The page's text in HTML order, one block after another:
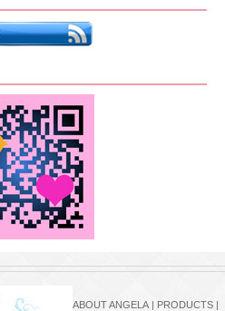
ABOUT ANGELA | PRODUCTS |